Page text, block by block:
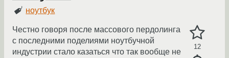
ноутбук
12
Честно говоря после массового пердолинга
с последними поделиями ноутбучной
индустрии стало казаться что так вообще не